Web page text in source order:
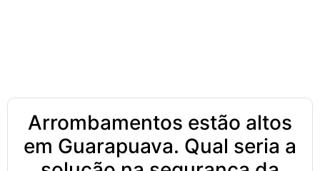
Arrombamentos estão altos
em Guarapuava. Qual seria a